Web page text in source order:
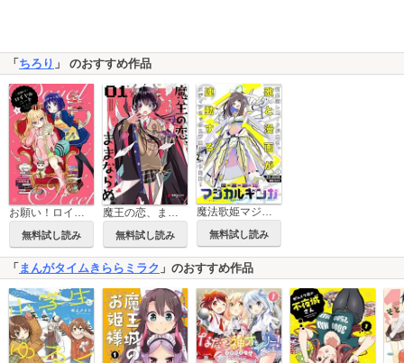
「 ちろり 」 のおすすめ作品
お願い！ロイヤルニート
無料試し読み
魔王の恋、ままならぬ。
無料試し読み
魔法歌姫マジカルギンガ
無料試し読み
「 まんがタイムきららミラク 」のおすすめ作品